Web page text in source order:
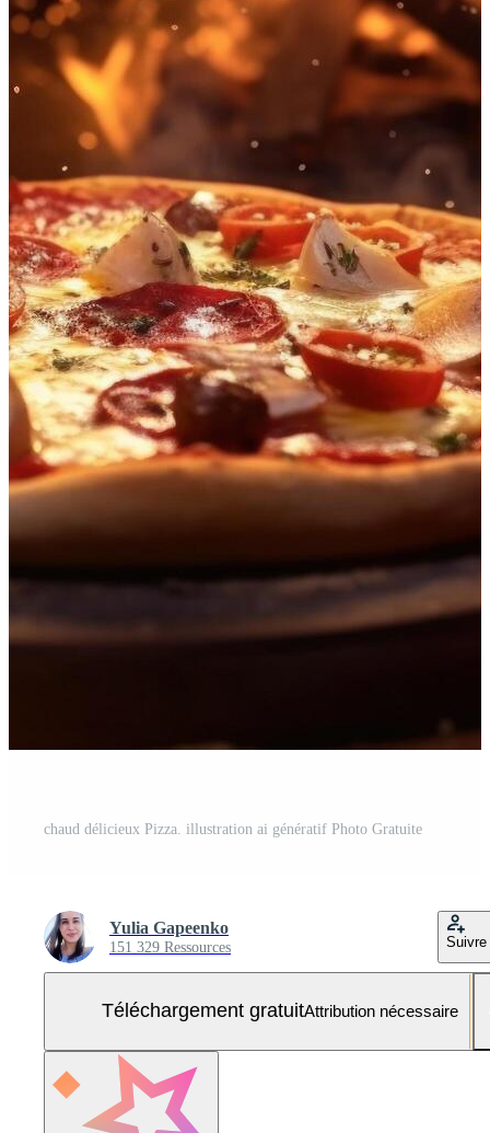
chaud délicieux Pizza. illustration ai génératif Photo Gratuite
Yulia Gapeenko
151 329 Ressources Suivre
Téléchargement gratuitAttribution nécessaire